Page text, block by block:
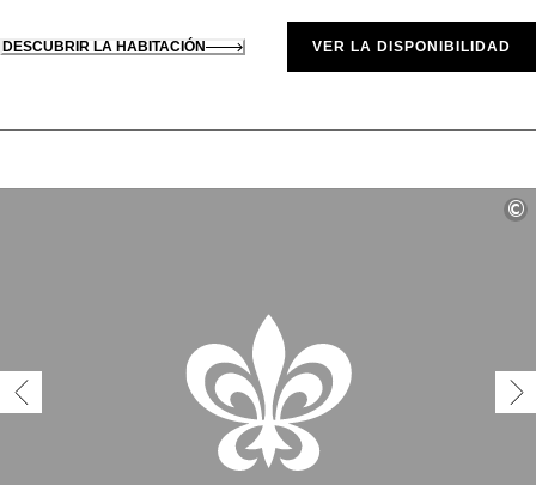
DESCUBRIR LA HABITACIÓN VER LA DISPONIBILIDAD
©